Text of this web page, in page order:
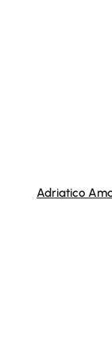
Adriatico